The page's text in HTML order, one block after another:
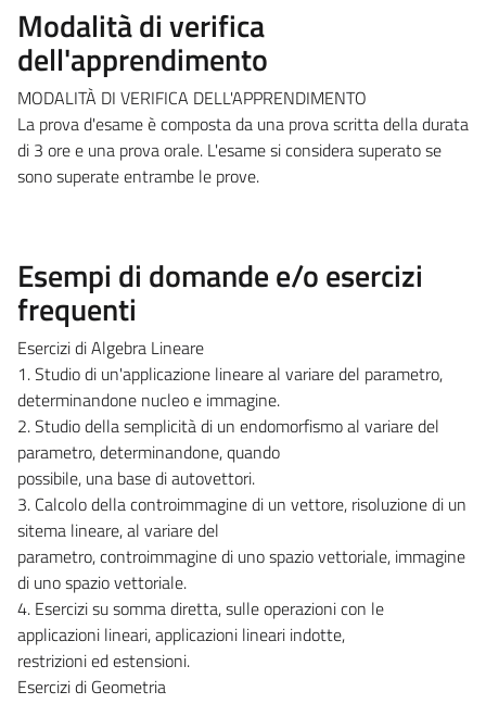
Modalità di verifica
dell'apprendimento
MODALITÀ DI VERIFICA DELL'APPRENDIMENTO
La prova d'esame è composta da una prova scritta della durata
di 3 ore e una prova orale. L'esame si considera superato se
sono superate entrambe le prove.
Esempi di domande e/o esercizi
frequenti
Esercizi di Algebra Lineare
1. Studio di un'applicazione lineare al variare del parametro,
determinandone nucleo e immagine.
2. Studio della semplicità di un endomorfismo al variare del
parametro, determinandone, quando
possibile, una base di autovettori.
3. Calcolo della controimmagine di un vettore, risoluzione di un
sitema lineare, al variare del
parametro, controimmagine di uno spazio vettoriale, immagine
di uno spazio vettoriale.
4. Esercizi su somma diretta, sulle operazioni con le
applicazioni lineari, applicazioni lineari indotte,
restrizioni ed estensioni.
Esercizi di Geometria